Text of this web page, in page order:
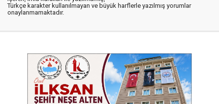
Türkçe karakter kullanılmayan ve büyük harflerle yazılmış yorumlar
onaylanmamaktadır.